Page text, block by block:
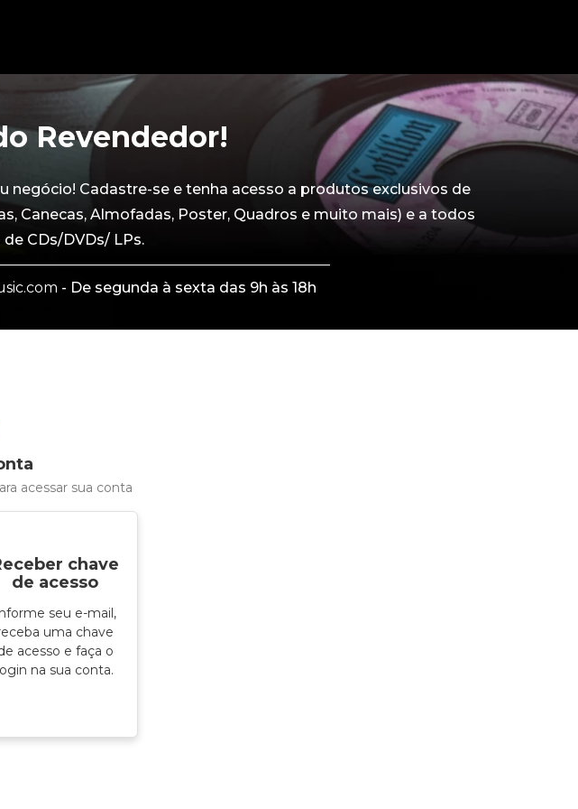
Revendedor!
Cadastre-se e tenha acesso a produtos exclusivos de
Canecas, Almofadas, Poster, Quadros e muito mais) e a todos
CDs/DVDs/ LPs.
- De segunda à sexta das 9h às 18h
acessar sua conta
chave
de acesso
seu e-mail,
uma chave
acesso e faça o
na sua conta.